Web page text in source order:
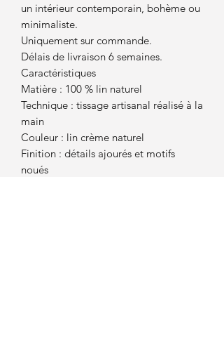
un intérieur contemporain, bohème ou
minimaliste.
Uniquement sur commande.
Délais de livraison 6 semaines.
Caractéristiques
Matière : 100 % lin naturel
Technique : tissage artisanal réalisé à la
main
Couleur : lin crème naturel
Finition : détails ajourés et motifs
noués